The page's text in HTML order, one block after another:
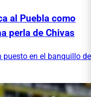
al Puebla como
perla de Chivas
puesto en el banquillo de